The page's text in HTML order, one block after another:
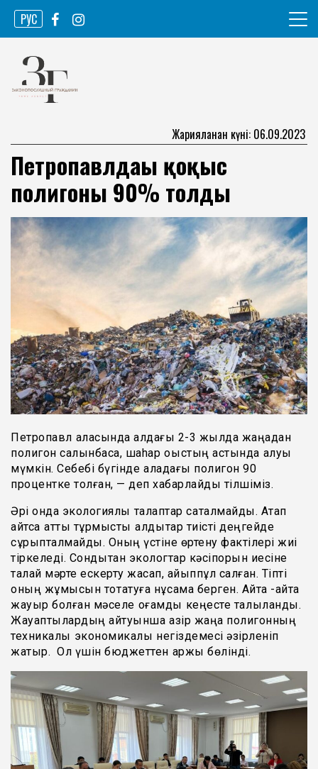
Skip
content
РУС
Законопослушный гражданин
Жарияланған күні: 06.09.2023
Петропавлдағы қоқыс
полигоны 90% толды
Петропавл қаласында алдағы 2-3 жылда жаңадан
полигон салынбаса, шаhар қоқыстың астында қалуы
мүмкін. Себебі бүгінде қаладағы полигон 90
процентке толған, — деп хабарлайды тілшіміз.
Әрі онда экологиялық талаптар сақталмайды. Атап
айтсақ қатты тұрмыстық қалдықтар тиісті деңгейде
сұрыпталмайды. Оның үстіне өртену фактілері жиі
тіркеледі. Сондықтан экологтар кәсіпорын иесіне
талай мәрте ескерту жасап, айыппұл салған. Тіпті
оның жұмысын тоқтатуға нұсқама берген. Айта -айта
жауыр болған мәселе қоғамдық кеңесте талқыланды.
Жауаптылардың айтуынша қазір жаңа полигонның
техникалық экономикалық негіздемесі әзірленіп
жатыр. Ол үшін бюджеттен қаржы бөлінді.